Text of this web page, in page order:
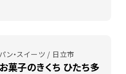
パン・スイーツ / 日立市
お菓子のきくち ひたち多